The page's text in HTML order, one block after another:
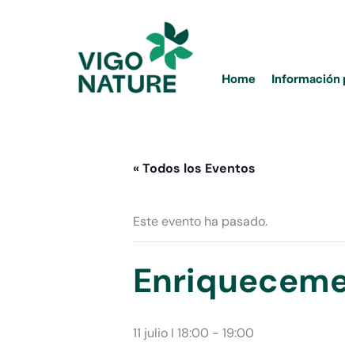
Home Información
« Todos los Eventos
Este evento ha pasado.
11 julio I 18:00 - 19:00